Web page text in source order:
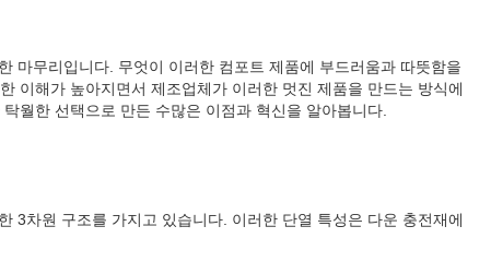
마무리입니다. 무엇이 이러한 컴포트 제품에 부드러움과 따뜻함을
이해가 높아지면서 제조업체가 이러한 멋진 제품을 만드는 방식에
월한 선택으로 만든 수많은 이점과 혁신을 알아봅니다.
3차원 구조를 가지고 있습니다. 이러한 단열 특성은 다운 충전재에